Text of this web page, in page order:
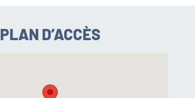
PLAN D’ACCÈS